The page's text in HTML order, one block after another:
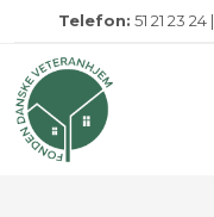
Telefon: 51 21 23 24 |